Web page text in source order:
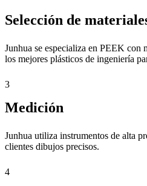
Selección de
Junhua se especializa en PEEK con
los mejores plásticos de ingeniería
3
Medición
Junhua utiliza instrumentos de alta
clientes dibujos precisos.
4